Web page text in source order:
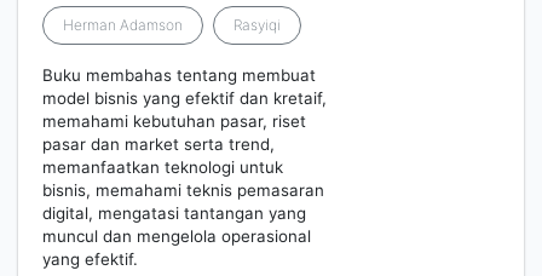
Herman Adamson Rasyiqi
Buku membahas tentang membuat
model bisnis yang efektif dan kretaif,
memahami kebutuhan pasar, riset
pasar dan market serta trend,
memanfaatkan teknologi untuk
bisnis, memahami teknis pemasaran
digital, mengatasi tantangan yang
muncul dan mengelola operasional
yang efektif.